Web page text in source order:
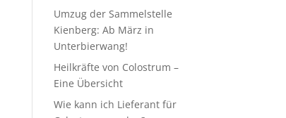
Umzug der Sammelstelle
Kienberg: Ab März in
Unterbierwang!
Heilkräfte von Colostrum –
Eine Übersicht
Wie kann ich Lieferant für